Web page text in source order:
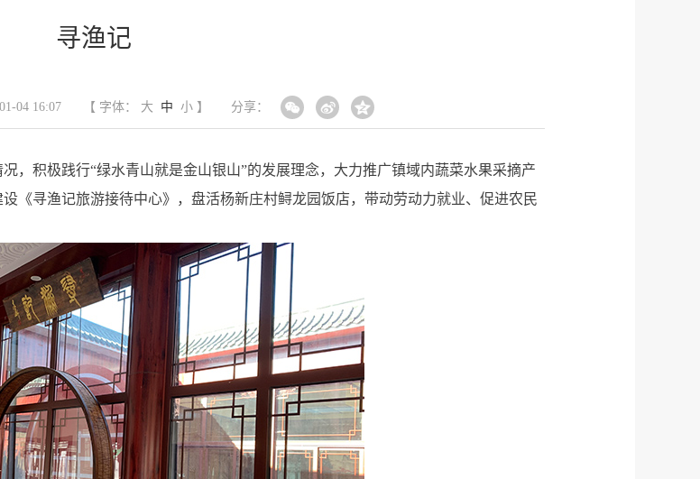
寻渔记
04 16:07 【 字体： 大 中 小】 分享：
，积极践行“绿水青山就是金山银山”的发展理念，大力推广镇域内蔬菜水果采摘产
《寻渔记旅游接待中心》，盘活杨新庄村鲟龙园饭店，带动劳动力就业、促进农民